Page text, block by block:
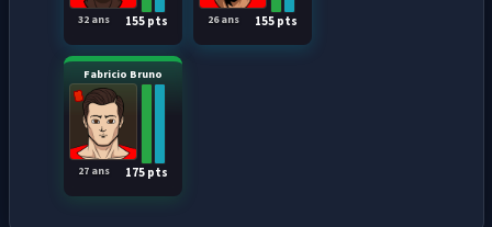
155 pts
32 ans 155 pts
26 ans
Fabricio Bruno
175 pts
27 ans